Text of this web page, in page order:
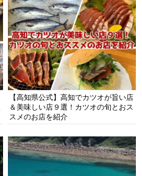
【高知県公式】高知でカツオが旨い店
＆美味しい店９選！カツオの旬とおス
スメのお店を紹介